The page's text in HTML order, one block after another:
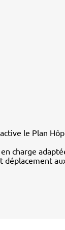
le Plan
charge
déplacement